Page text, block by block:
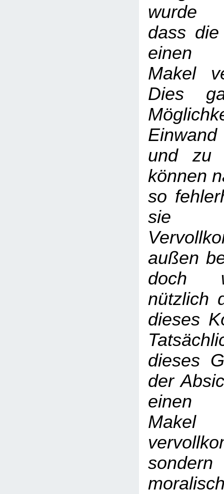
wurde
dass die
einen
Makel
Dies
und zu
können
so
sie
außen
doch
nützlich
dieses
dieses
der
einen